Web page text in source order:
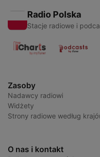
Radio Polska
Stacje radiowe i
Zasoby
Nadawcy radiowi
Widżety
Strony radiowe według
O nas i kontakt